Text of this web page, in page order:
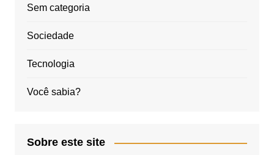
Sem categoria
Sociedade
Tecnologia
Você sabia?
Sobre este site